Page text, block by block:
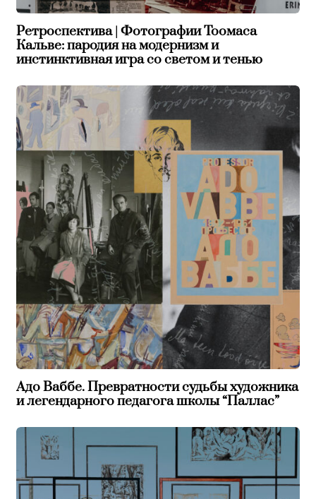
Ретроспектива | Фотографии Тоомаса
Кальве: пародия на модернизм и
инстинктивная игра со светом и тенью
Адо Ваббе. Превратности судьбы художника
и легендарного педагога школы “Паллас”